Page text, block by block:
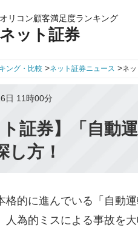
オリコン顧客満足度ランキング
ネット証券
ング・比較 >ネット証券ニュース >ネ
日 11時00分
ト証券】「自動
し方！
的に進んでいる「自動
人為的ミスによる事故を